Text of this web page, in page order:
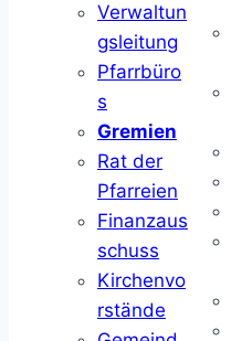
Verwaltun
gsleitung
Pfarrbüro
s
Gremien
Rat der
Pfarreien
Finanzaus
schuss
Kirchenvo
rstände